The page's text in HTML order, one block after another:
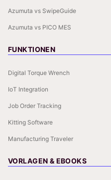
Azumuta vs SwipeGuide
Azumuta vs PICO MES
FUNKTIONEN
Digital Torque Wrench
IoT Integration
Job Order Tracking
Kitting Software
Manufacturing Traveler
VORLAGEN & EBOOKS